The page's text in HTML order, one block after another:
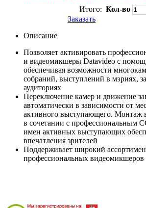
Итого: Кол-во
Заказать
Описание
Позволяет активировать
и видеомикшеры Datavideo с
обеспечивая возможности
собраний, выступлений в мэриях,
аудиториях
Переключение камер и движение
автоматически в зависимости от
активного выступающего. Монтаж
в сочетании с профессиональным
имен активных выступающих
впечатления зрителей
Поддерживает широкий
профессиональных видеомикшеров